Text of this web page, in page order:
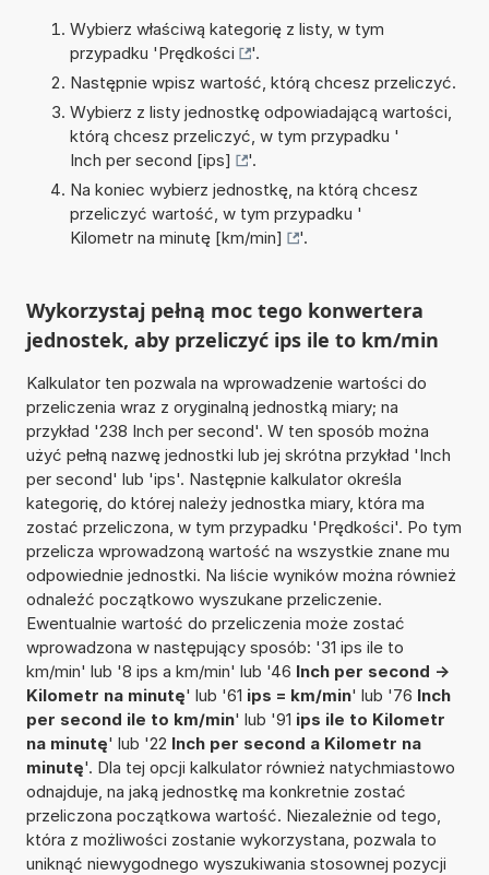
Wybierz właściwą kategorię z listy, w tym
przypadku 'Prędkości
'.
Następnie wpisz wartość, którą chcesz przeliczyć.
Wybierz z listy jednostkę odpowiadającą wartości,
którą chcesz przeliczyć, w tym przypadku '
Inch per second [ips]
'.
Na koniec wybierz jednostkę, na którą chcesz
przeliczyć wartość, w tym przypadku '
Kilometr na minutę [km/min]
'.
Wykorzystaj pełną moc tego konwertera
jednostek, aby przeliczyć ips ile to km/min
Kalkulator ten pozwala na wprowadzenie wartości do
przeliczenia wraz z oryginalną jednostką miary; na
przykład '238 Inch per second'. W ten sposób można
użyć pełną nazwę jednostki lub jej skrótna przykład 'Inch
per second' lub 'ips'. Następnie kalkulator określa
kategorię, do której należy jednostka miary, która ma
zostać przeliczona, w tym przypadku 'Prędkości'. Po tym
przelicza wprowadzoną wartość na wszystkie znane mu
odpowiednie jednostki. Na liście wyników można również
odnaleźć początkowo wyszukane przeliczenie.
Ewentualnie wartość do przeliczenia może zostać
wprowadzona w następujący sposób: '31 ips ile to
km/min' lub '8 ips a km/min' lub '46 Inch per second ->
Kilometr na minutę' lub '61 ips = km/min' lub '76 Inch
per second ile to km/min' lub '91 ips ile to Kilometr
na minutę' lub '22 Inch per second a Kilometr na
minutę'. Dla tej opcji kalkulator również natychmiastowo
odnajduje, na jaką jednostkę ma konkretnie zostać
przeliczona początkowa wartość. Niezależnie od tego,
która z możliwości zostanie wykorzystana, pozwala to
uniknąć niewygodnego wyszukiwania stosownej pozycji